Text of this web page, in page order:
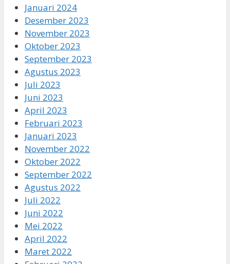
Januari 2024
Desember 2023
November 2023
Oktober 2023
September 2023
Agustus 2023
Juli 2023
Juni 2023
April 2023
Februari 2023
Januari 2023
November 2022
Oktober 2022
September 2022
Agustus 2022
Juli 2022
Juni 2022
Mei 2022
April 2022
Maret 2022